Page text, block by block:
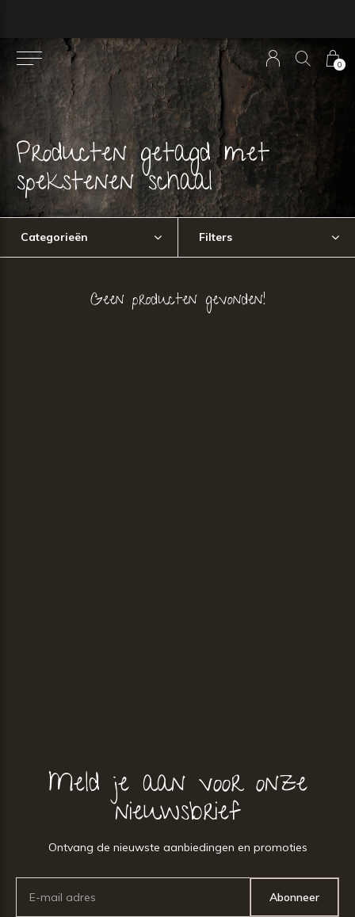
0
Producten getagd met
spekstenen schaal
Categorieën Filters
Geen producten gevonden!
Meld je aan voor onze
nieuwsbrief
Ontvang de nieuwste aanbiedingen en promoties
Abonneer